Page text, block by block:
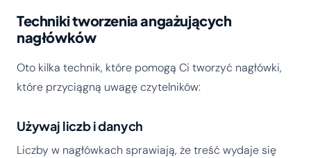
Techniki tworzenia angażujących
nagłówków
Oto kilka technik, które pomogą Ci tworzyć nagłówki,
które przyciągną uwagę czytelników:
Używaj liczb i danych
Liczby w nagłówkach sprawiają, że treść wydaje się